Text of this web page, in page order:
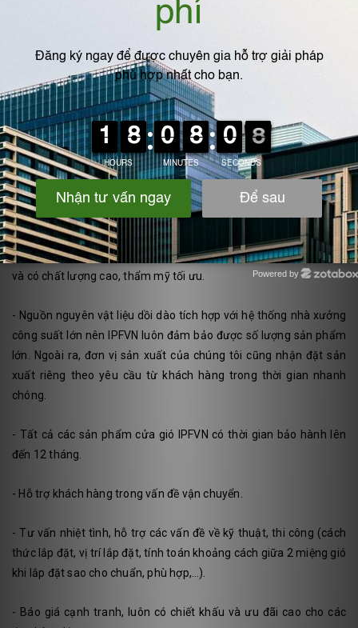
3. IPFVN- đơn vị chuyên sản xuất cửa gió tại Hà
Nội uy tín
Tại sao chúng tôi lại nói IPFVN
là đơn vị chuyên sản xuất cửa gió
uy tín hàng đầu Hà Nội? Bởi nhờ vào những lý do sau đây:
- IPFVN chuyên sản xuất và cung cấp các sản phẩm tự gia công
và có chất lượng cao, thẩm mỹ tối ưu.
- Nguồn nguyên vật liệu dồi dào tích hợp với hệ thống nhà xưởng
công suất lớn nên IPFVN luôn đảm bảo được số lượng sản phẩm
lớn. Ngoài ra, đơn vị sản xuất của chúng tôi cũng nhận đặt sản
xuất riêng theo yêu cầu từ khách hàng trong thời gian nhanh
chóng.
- Tất cả các sản phẩm cửa gió IPFVN có thời gian bảo hành lên
đến 12 tháng.
- Hỗ trợ khách hàng trong vấn đề vận chuyển.
- Tư vấn nhiệt tình, hỗ trợ các vấn đề về kỹ thuật, thi công (cách
thức lắp đặt, vị trí lắp đặt, tính toán khoảng cách giữa 2 miệng gió
khi lắp đặt sao cho chuẩn, phù hợp,…).
- Báo giá cạnh tranh, luôn có chiết khấu và ưu đãi cao cho các
Powered by